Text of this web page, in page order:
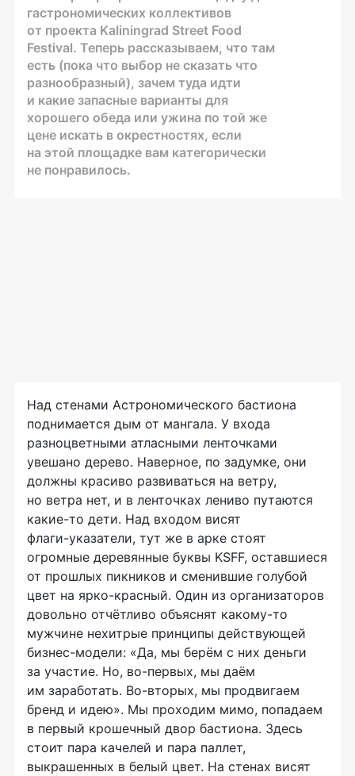
гастрономических коллективов
от проекта Kaliningrad Street Food
Festival. Теперь рассказываем, что там
есть (пока что выбор не сказать что
разнообразный), зачем туда идти
и какие запасные варианты для
хорошего обеда или ужина по той же
цене искать в окрестностях, если
на этой площадке вам категорически
не понравилось.
Над стенами Астрономического бастиона
поднимается дым от мангала. У входа
разноцветными атласными ленточками
увешано дерево. Наверное, по задумке, они
должны красиво развиваться на ветру,
но ветра нет, и в ленточках лениво путаются
какие-то дети. Над входом висят
флаги-указатели, тут же в арке стоят
огромные деревянные буквы KSFF, оставшиеся
от прошлых пикников и сменившие голубой
цвет на ярко-красный. Один из организаторов
довольно отчётливо объяснят какому-то
мужчине нехитрые принципы действующей
бизнес-модели: «Да, мы берём с них деньги
за участие. Но, во-первых, мы даём
им заработать. Во-вторых, мы продвигаем
бренд и идею». Мы проходим мимо, попадаем
в первый крошечный двор бастиона. Здесь
стоит пара качелей и пара паллет,
выкрашенных в белый цвет. На стенах висят